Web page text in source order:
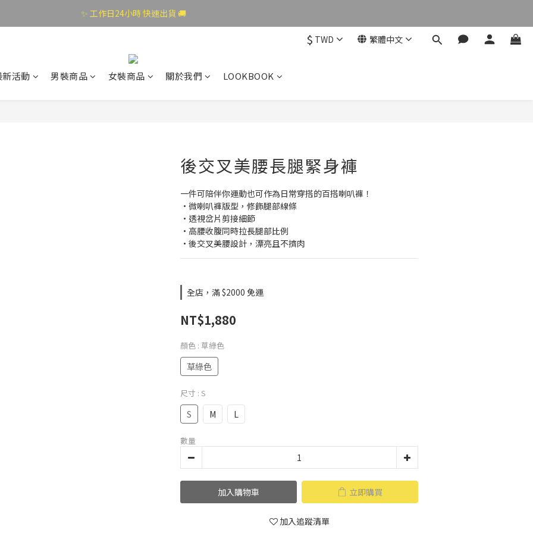
✨ 工作日24小時 快速出貨 🚚
$ TWD 繁體中文
活動 男裝商品 女裝商品 關於我們 LOOKBOOK
後交叉美腰長腿緊身褲
一件可陪伴你運動也可作為日常穿搭的百搭喇叭褲！
·微喇叭褲版型，修飾腿部線條
·透視岔片剪接細節
·高腰收腹同時拉長腿部比例
·後交叉美腰設計，漂亮且不擠肉
全店，滿 $2000 免運
NT$1,880
顏色 : 草綠色
草綠色
尺寸 : S
S M L
數量
加入購物車 立即購買
加入追蹤清單